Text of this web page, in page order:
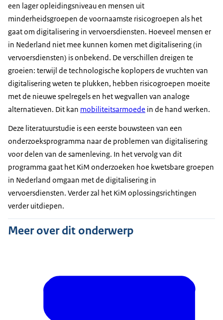
een lager opleidingsniveau en mensen uit
minderheidsgroepen de voornaamste risicogroepen als het
gaat om digitalisering in vervoersdiensten. Hoeveel mensen er
in Nederland niet mee kunnen komen met digitalisering (in
vervoersdiensten) is onbekend. De verschillen dreigen te
groeien: terwijl de technologische koplopers de vruchten van
digitalisering weten te plukken, hebben risicogroepen moeite
met de nieuwe spelregels en het wegvallen van analoge
alternatieven. Dit kan mobiliteitsarmoede in de hand werken.
Deze literatuurstudie is een eerste bouwsteen van een
onderzoeksprogramma naar de problemen van digitalisering
voor delen van de samenleving. In het vervolg van dit
programma gaat het KiM onderzoeken hoe kwetsbare groepen
in Nederland omgaan met de digitalisering in
vervoersdiensten. Verder zal het KiM oplossingsrichtingen
verder uitdiepen.
Meer over dit onderwerp